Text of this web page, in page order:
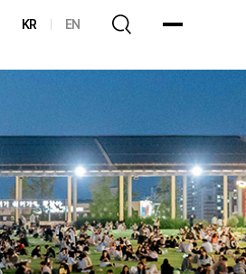
KR EN